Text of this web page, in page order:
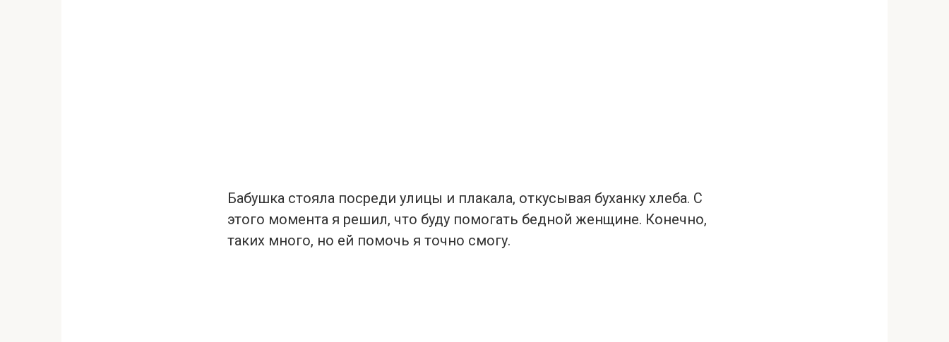
Бабушка стояла посреди улицы и плакала, откусывая буханку хлеба. С
этого момента я решил, что буду помогать бедной женщине. Конечно,
таких много, но ей помочь я точно смогу.